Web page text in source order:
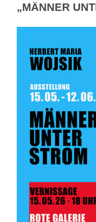
„MÄNNER